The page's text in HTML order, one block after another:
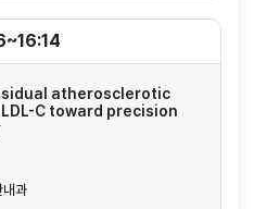
atherosclerotic
C toward precision
내과